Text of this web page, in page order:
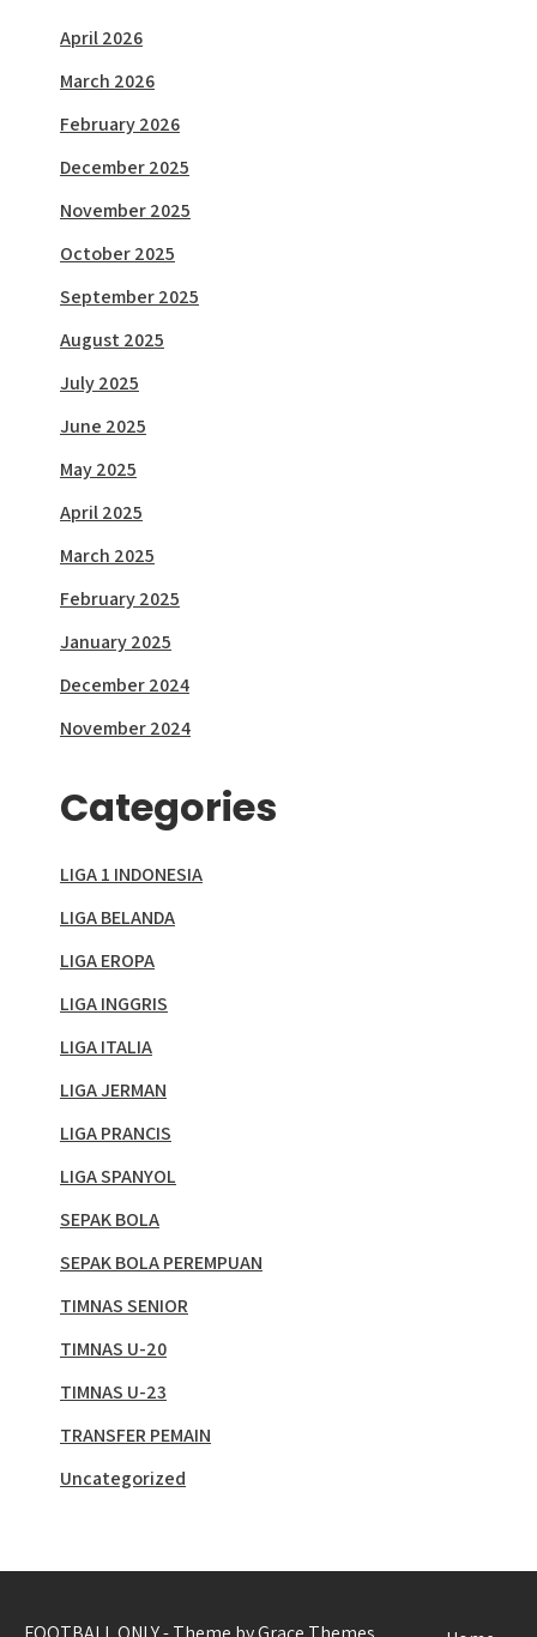
April 2026
March 2026
February 2026
December 2025
November 2025
October 2025
September 2025
August 2025
July 2025
June 2025
May 2025
April 2025
March 2025
February 2025
January 2025
December 2024
November 2024
Categories
LIGA 1 INDONESIA
LIGA BELANDA
LIGA EROPA
LIGA INGGRIS
LIGA ITALIA
LIGA JERMAN
LIGA PRANCIS
LIGA SPANYOL
SEPAK BOLA
SEPAK BOLA PEREMPUAN
TIMNAS SENIOR
TIMNAS U-20
TIMNAS U-23
TRANSFER PEMAIN
Uncategorized